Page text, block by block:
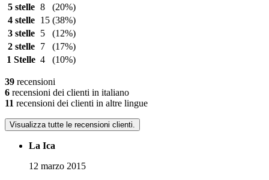
5 stelle 8
(20%)
4 stelle
15 (38%)
3 stelle
5
(12%)
2 stelle
7
(17%)
1 Stelle 4 (10%)
39 recensioni
6 recensioni dei clienti in italiano
11 recensioni dei clienti in altre lingue
Visualizza tutte le recensioni clienti.
La Ica
12 marzo 2015